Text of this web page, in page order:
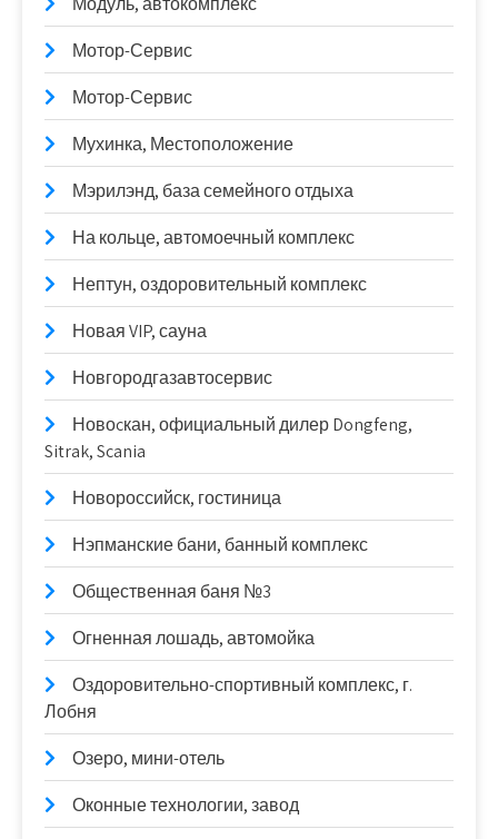
Мотор-Сервис
Мотор-Сервис
Мухинка, Местоположение
Мэрилэнд, база семейного отдыха
На кольце, автомоечный комплекс
Нептун, оздоровительный комплекс
Новая VIP, сауна
Новгородгазавтосервис
Новоcкан, официальный дилер Dongfeng,
Sitrak, Scania
Новороссийск, гостиница
Нэпманские бани, банный комплекс
Общественная баня №3
Огненная лошадь, автомойка
Оздоровительно-спортивный комплекс, г.
Лобня
Озеро, мини-отель
Оконные технологии, завод